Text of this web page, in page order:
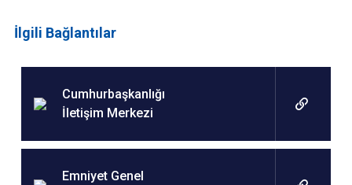
İlgili Bağlantılar
Cumhurbaşkanlığı
İletişim Merkezi
Emniyet Genel